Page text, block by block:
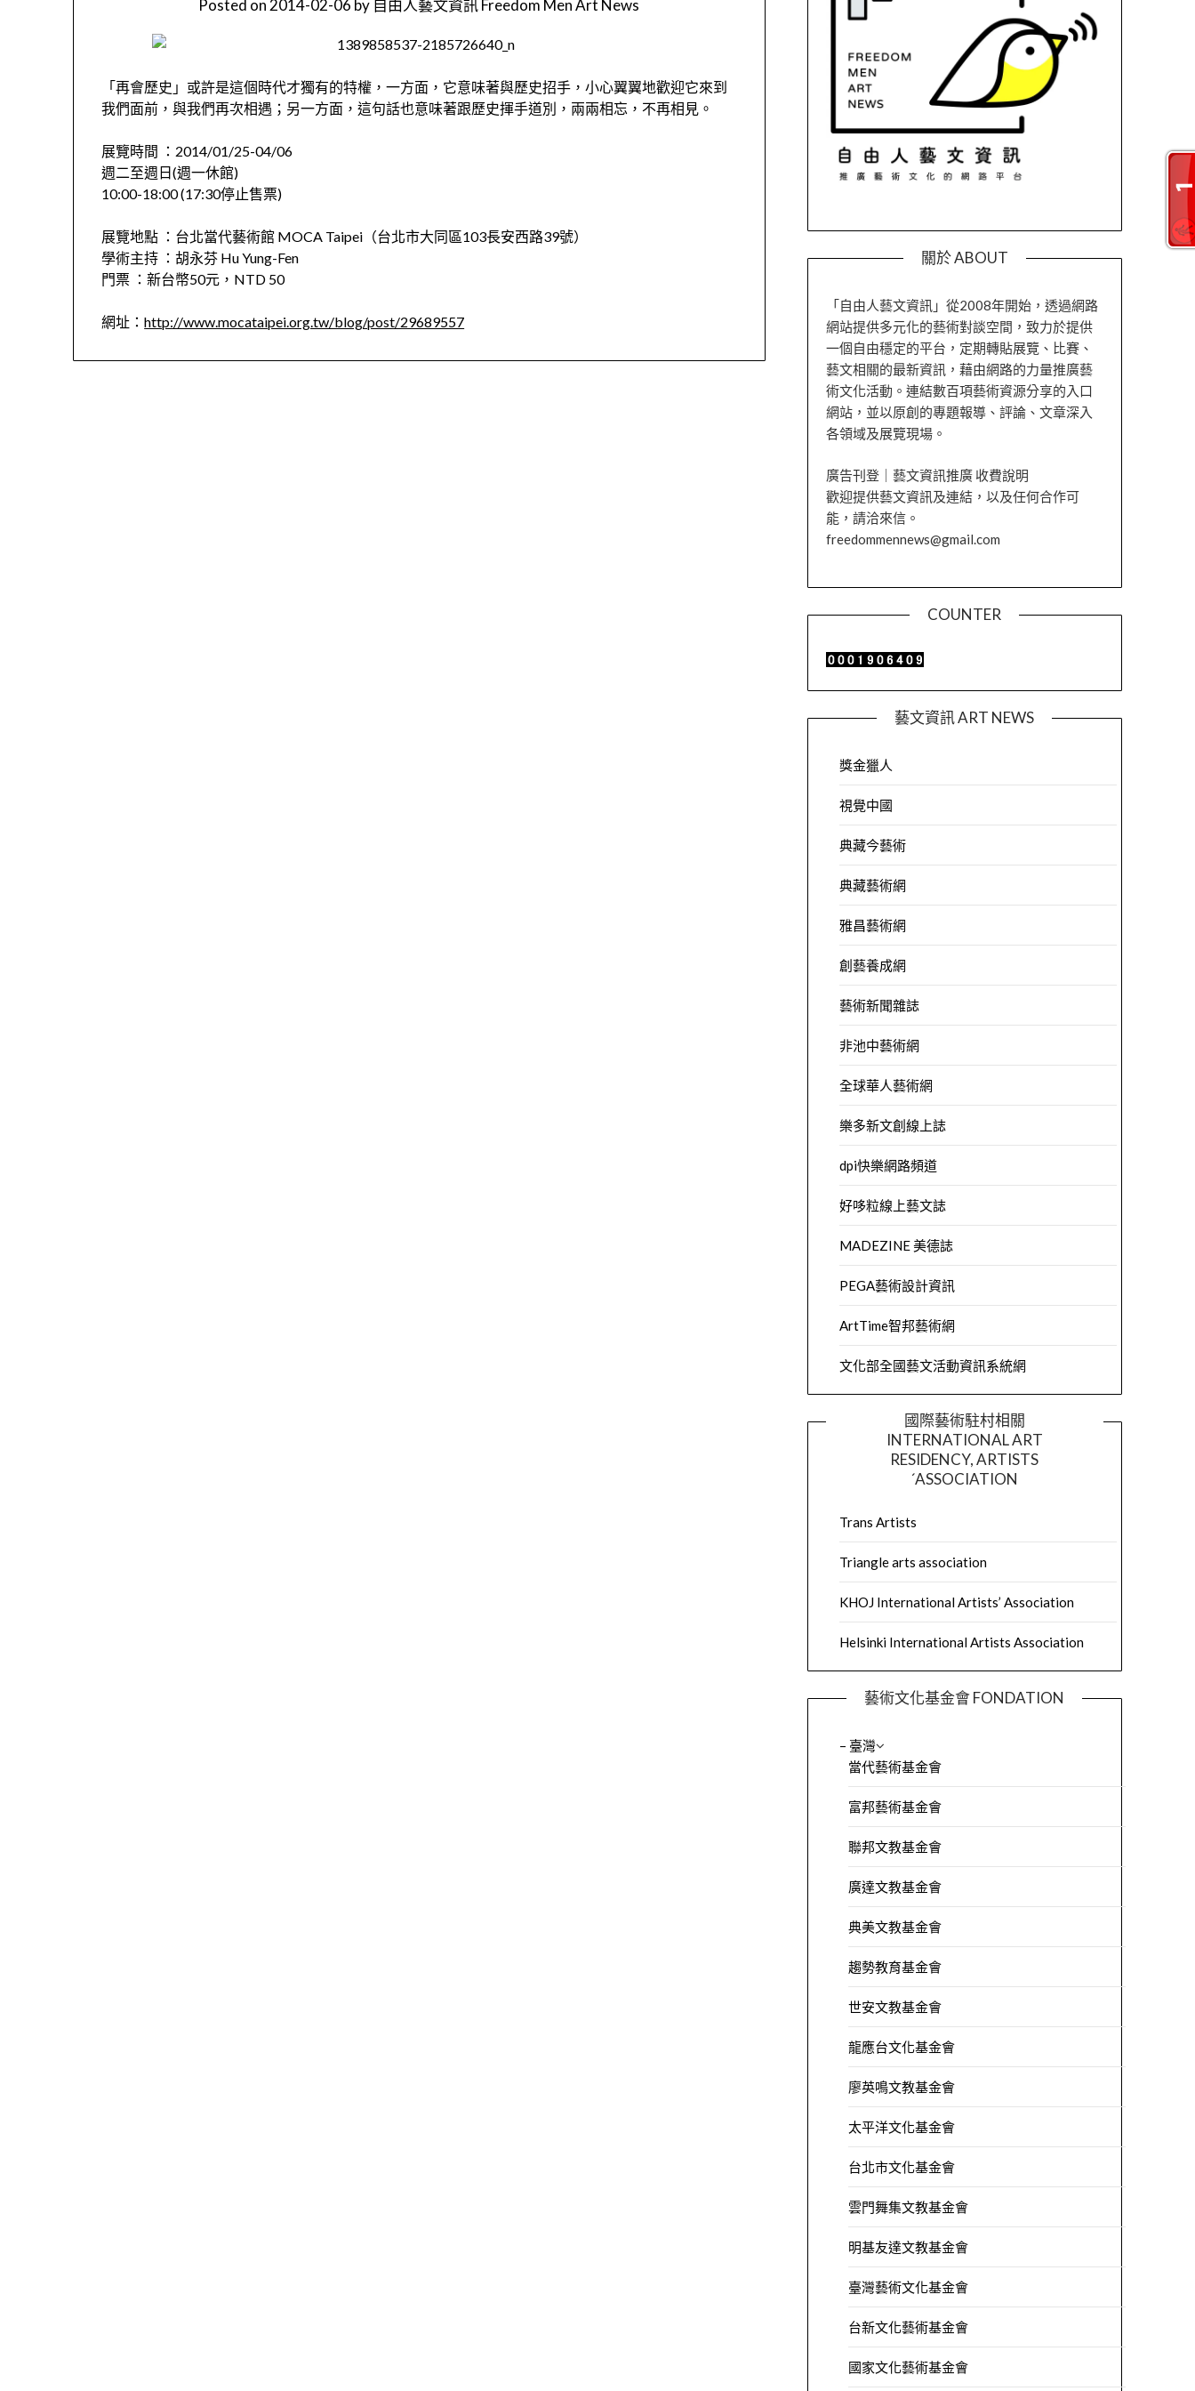
Posted on2014-02-06 by 自由人藝文資訊 Freedom Men Art News
「再會歷史」或許是這個時代才獨有的特權，一方面，它意味著與歷史招手，小心翼翼地歡迎它來到
我們面前，與我們再次相遇；另一方面，這句話也意味著跟歷史揮手道別，兩兩相忘，不再相見。
展覽時間 ：2014/01/25-04/06
週二至週日(週一休館)
10:00-18:00 (17:30停止售票)
展覽地點 ：台北當代藝術館 MOCA Taipei（台北市大同區103長安西路39號）
學術主持 ：胡永芬 Hu Yung-Fen
門票 ：新台幣50元，NTD 50
網址：http://www.mocataipei.org.tw/blog/post/29689557
關於 ABOUT
「自由人藝文資訊」從2008年開始，透過網路
網站提供多元化的藝術對談空間，致力於提供
一個自由穩定的平台，定期轉貼展覽、比賽、
藝文相關的最新資訊，藉由網路的力量推廣藝
術文化活動。連結數百項藝術資源分享的入口
網站，並以原創的專題報導、評論、文章深入
各領域及展覽現場。
廣告刊登｜藝文資訊推廣 收費說明
歡迎提供藝文資訊及連結，以及任何合作可
能，請洽來信。
freedommennews@gmail.com
COUNTER
藝文資訊 ART NEWS
獎金獵人
視覺中國
典藏今藝術
典藏藝術網
雅昌藝術網
創藝養成網
藝術新聞雜誌
非池中藝術網
全球華人藝術網
樂多新文創線上誌
dpi快樂網路頻道
好哆粒線上藝文誌
MADEZINE 美德誌
PEGA藝術設計資訊
ArtTime智邦藝術網
文化部全國藝文活動資訊系統網
國際藝術駐村相關
INTERNATIONAL ART
RESIDENCY, ARTISTS
´ASSOCIATION
Trans Artists
Triangle arts association
KHOJ International Artists’ Association
Helsinki International Artists Association
藝術文化基金會 FONDATION
– 臺灣
當代藝術基金會
富邦藝術基金會
聯邦文教基金會
廣達文教基金會
典美文教基金會
趨勢教育基金會
世安文教基金會
龍應台文化基金會
廖英鳴文教基金會
太平洋文化基金會
台北市文化基金會
雲門舞集文教基金會
明基友達文教基金會
臺灣藝術文化基金會
台新文化藝術基金會
國家文化藝術基金會